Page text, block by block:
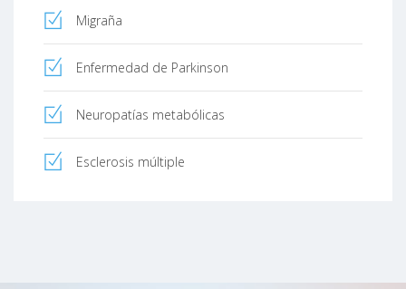
Migraña
Enfermedad de Parkinson
Neuropatías metabólicas
Esclerosis múltiple